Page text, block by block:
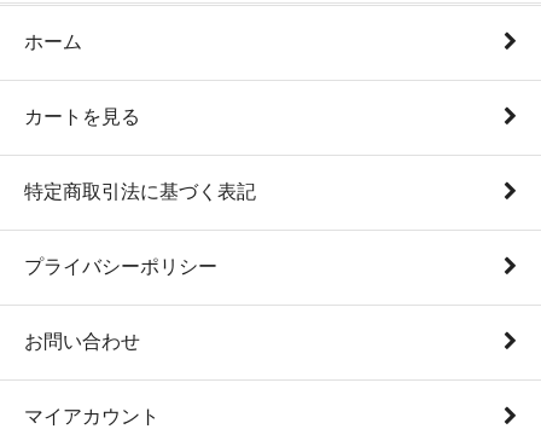
ホーム
カートを見る
特定商取引法に基づく表記
プライバシーポリシー
お問い合わせ
マイアカウント